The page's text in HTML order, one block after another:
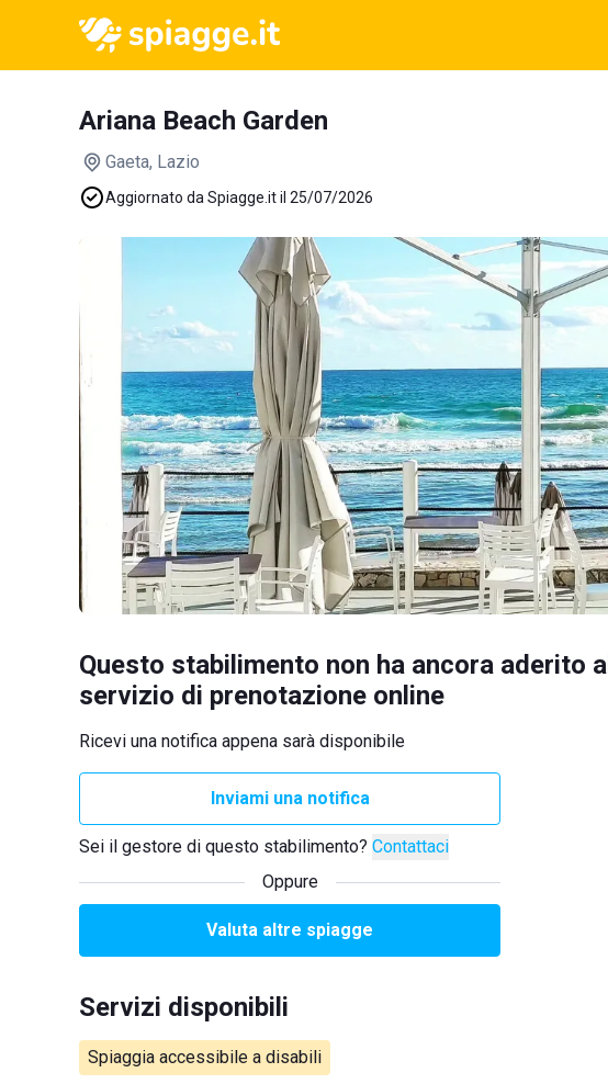
Ariana Beach Garden
Gaeta, Lazio
Aggiornato da Spiagge.it il 25/07/2026
Questo stabilimento non ha ancora aderito al
servizio di prenotazione online
Ricevi una notifica appena sarà disponibile
Inviami una notifica
Sei il gestore di questo stabilimento? Contattaci
Oppure
Valuta altre spiagge
Servizi disponibili
Spiaggia accessibile a disabili